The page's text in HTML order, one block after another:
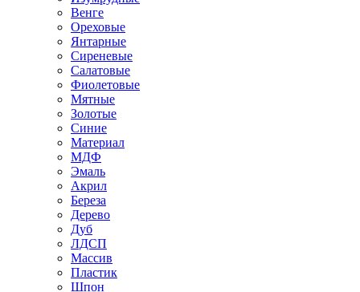
Венге
Ореховые
Янтарные
Сиреневые
Салатовые
Фиолетовые
Мятные
Золотые
Синие
Материал
МДФ
Эмаль
Акрил
Береза
Дерево
Дуб
ЛДСП
Массив
Пластик
Шпон